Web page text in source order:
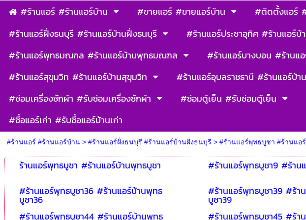
#ร้านแอร์ #ร้านแอร์บ้าน #ขายแอร์ #ขายแอร์บ้าน #ติดตั้งแอร์
#ร้านแอร์ฝั่งธนบุรี #ร้านแอร์บ้านฝั่งธนบุรี
#ร้านแอร์ประชาอุทิศ #ร้านแอร์บ้
#ร้านแอร์พุทธมณฑล #ร้านแอร์บ้านพุทธมณฑล
#ร้านแอร์บางบอน #ร้านแ
#ร้านแอร์สุขุมวิท #ร้านแอร์บ้านสุขุมวิท
#ร้านแอร์อุบลราชธานี #ร้านแอร์บ้า
#ซ่อมเครื่องซักผ้า #รับซ่อมเครื่องซักผ้า
#ซ่อมตู้เย็น #รับซ่อมตู้เย็น
#ซื้อแอร์เก่า #รับซื้อแอร์บ้านเก่า
#ร้านแอร์ #ร้านแอร์บ้าน> #ร้านแอร์ฝั่งธนบุรี #ร้านแอร์บ้านฝั่งธนบุรี > #ร้านแอร์พุทธบูชา #ร้านแอ
ร้านแอร์พุทธบูชา #ร้านแอร์บ้านพุทธบูชา #ร้านแอร์พุทธบูชา9 #ร้าน
#ร้านแอร์พุทธบูชา36 #ร้านแอร์บ้านพุทธ
บูชา36
#ร้านแอร์พุทธบูชา39 #ร้า
บูชา39
#ร้านแอร์พุทธบูชา44 #ร้านแอร์บ้านพุทธ
#ร้านแอร์พุทธบูชา45 #ร้า